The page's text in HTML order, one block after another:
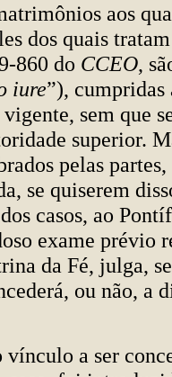
aos
dos quais
860 do CCEO,
iure”), cumpridas
sem que
superior.
pelas
se quiserem
casos, ao
exame prévio
da Fé, julga,
ou não, a
vínculo a ser